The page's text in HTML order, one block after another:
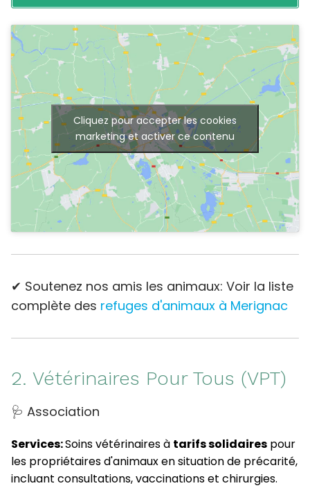
Cliquez pour accepter les cookies
marketing et activer ce contenu
✔ Soutenez nos amis les animaux: Voir la liste
complète des refuges d'animaux à Merignac
2. Vétérinaires Pour Tous (VPT)
🩺 Association
Services:Soins vétérinaires à tarifs solidaires pour
les propriétaires d'animaux en situation de précarité,
incluant consultations, vaccinations et chirurgies.